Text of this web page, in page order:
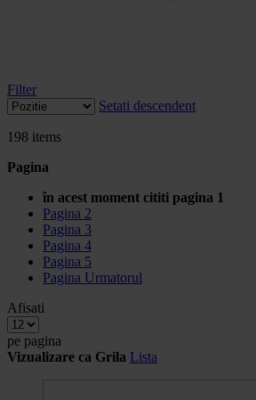
Filter
Setati descendent
198 items
Pagina
în acest moment cititi pagina 1
Pagina 2
Pagina 3
Pagina 4
Pagina 5
Pagina Urmatorul
Afisati
pe pagina
Vizualizare ca Grila Lista